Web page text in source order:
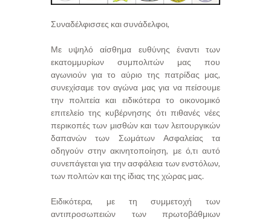
Συναδέλφισσες και συνάδελφοι,
Με υψηλό αίσθημα ευθύνης έναντι των
εκατομμυρίων συμπολιτών μας που
αγωνιούν για το αύριο της πατρίδας μας,
συνεχίσαμε τον αγώνα μας για να πείσουμε
την πολιτεία και ειδικότερα το οικονομικό
επιτελείο της κυβέρνησης ότι πιθανές νέες
περικοπές των μισθών και των λειτουργικών
δαπανών των Σωμάτων Ασφαλείας τα
οδηγούν στην ακινητοποίηση, με ό,τι αυτό
συνεπάγεται για την ασφάλεια των ενστόλων,
των πολιτών και της ίδιας της χώρας μας.
Ειδικότερα, με τη συμμετοχή των
αντιπροσωπειών των πρωτοβάθμιων